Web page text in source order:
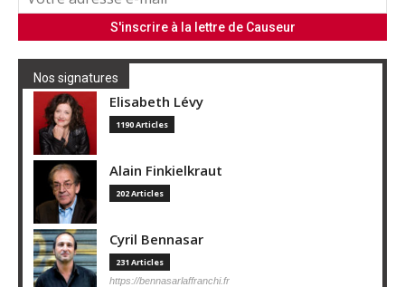
Nos signatures
Elisabeth Lévy
1190 Articles
Alain Finkielkraut
202 Articles
Cyril Bennasar
231 Articles
https://bennasarlaffranchi.fr